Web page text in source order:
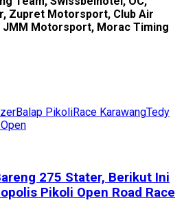
Zupret Motorsport, Club Air
JMM Motorsport, Morac Timing
Balap PikoliRace KarawangTedy
275 Stater, Berikut Ini
Pikoli Open Road Race